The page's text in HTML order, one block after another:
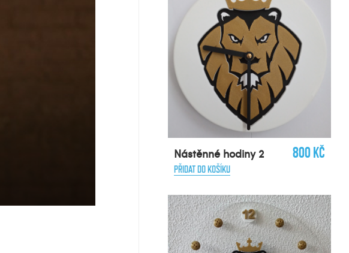
Nástěnné hodiny 2
PŘIDAT DO KOŠÍKU
800 Kč